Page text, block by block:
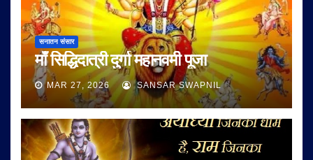
सनातन संसार
माँ सिद्धिदात्री दुर्गा महानवमी पूजा
MAR 27, 2026 SANSAR SWAPNIL